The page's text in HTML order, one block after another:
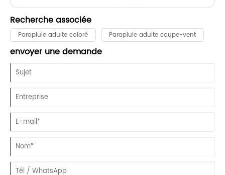
pas rare dans les drames coréens.
Recherche associée
Parapluie adulte coloré Parapluie adulte coupe-vent
envoyer une demande